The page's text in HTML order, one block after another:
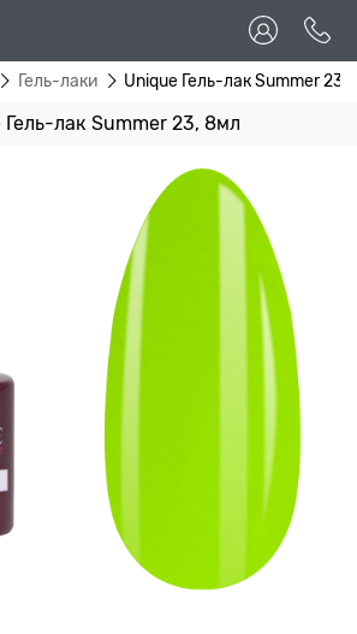
Гель-лаки Unique Гель-лак Summer 23,
Гель-лак Summer 23, 8мл